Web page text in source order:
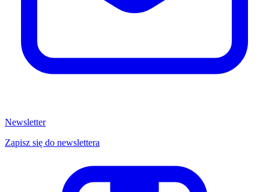
Newsletter
Zapisz się do newslettera